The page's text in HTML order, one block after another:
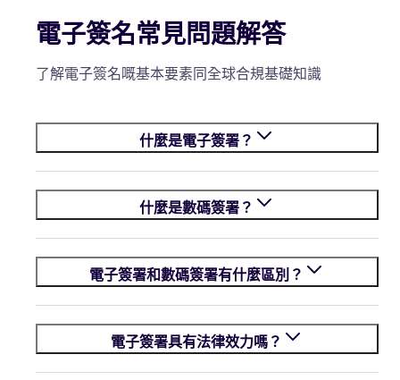
電子簽名常見問題解答
了解電子簽名嘅基本要素同全球合規基礎知識
什麼是電子簽署？
什麼是數碼簽署？
電子簽署和數碼簽署有什麼區別？
電子簽署具有法律效力嗎？